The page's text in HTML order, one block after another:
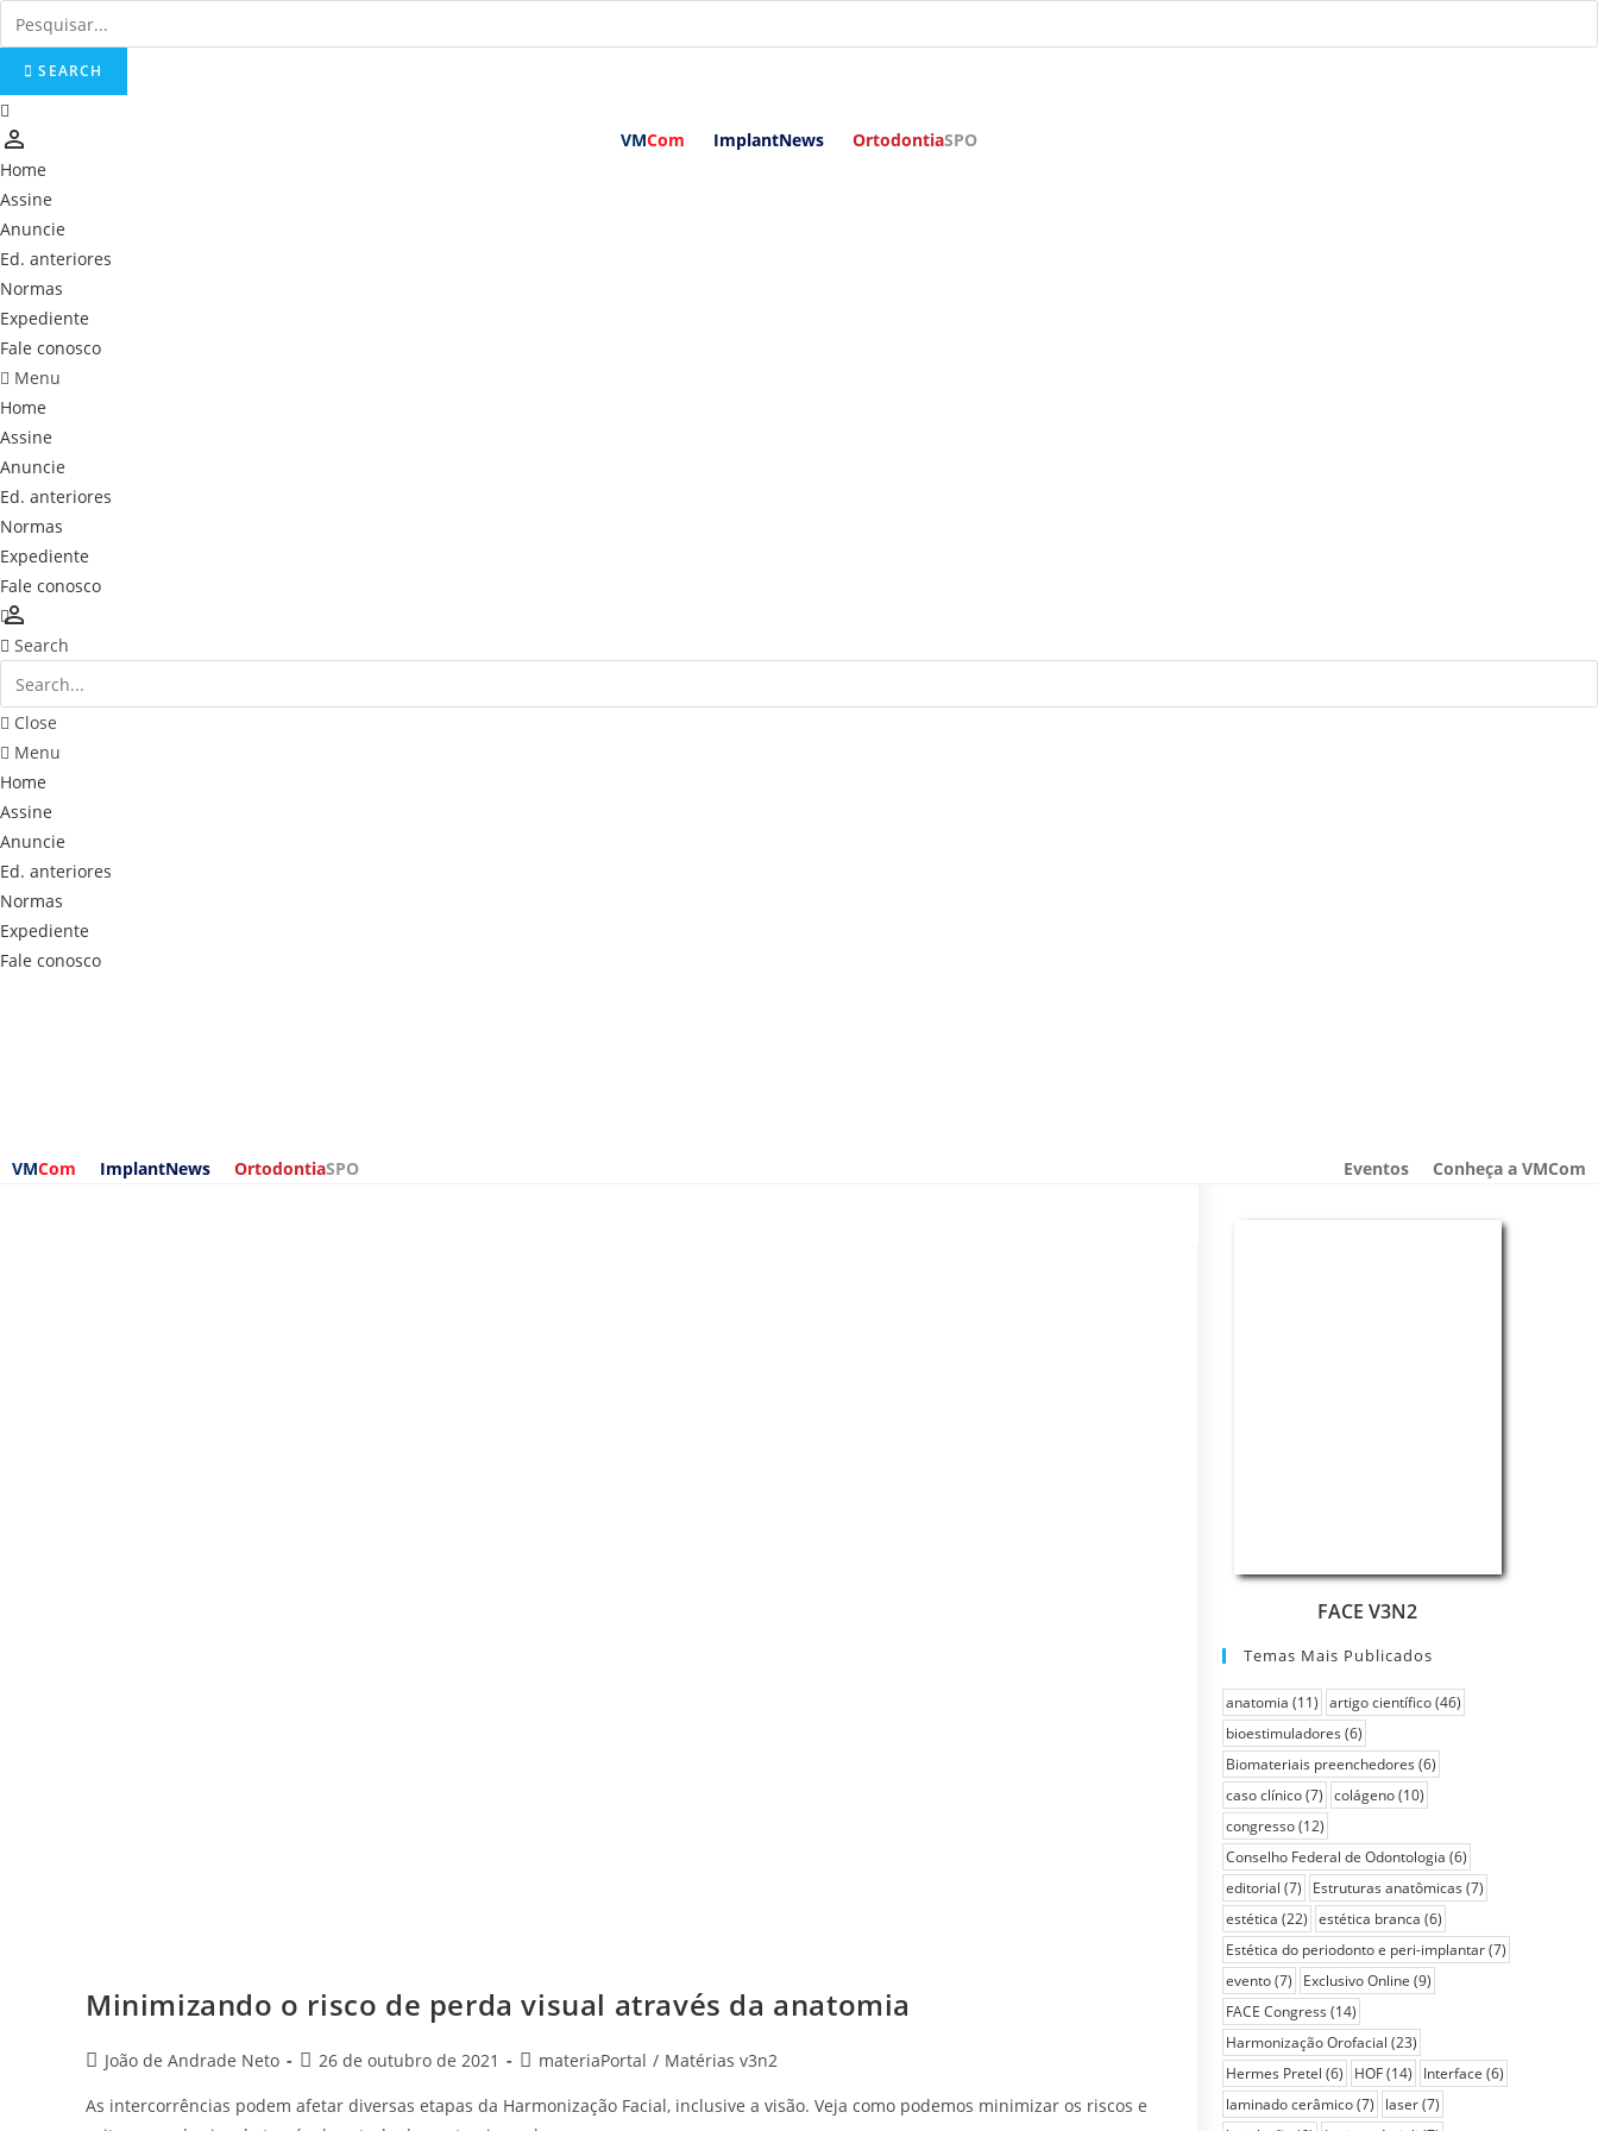
Skip
to
contentSEARCH
person_outline VMCom ImplantNews OrtodontiaSPO
Home
Assine
Anuncie
Ed. anteriores
Normas
Expediente
Fale conosco
Menu
Home
Assine
Anuncie
Ed. anteriores
Normas
Expediente
Fale conosco
person_outline
Search
Close
Menu
Home
Assine
Anuncie
Ed. anteriores
Normas
Expediente
Fale conosco
VMCom ImplantNews OrtodontiaSPO Eventos Conheça a VMCom
Minimizando o risco de perda visual através da anatomia
PostJoão de Andrade Neto
Post26 de outubro de 2021
PostmateriaPortal / Matérias v3n2
As intercorrências podem afetar diversas etapas da Harmonização Facial, inclusive a visão. Veja como podemos minimizar os riscos e
FACE V3N2
Temas Mais Publicados
anatomia (11) artigo científico(46)
bioestimuladores (6)
Biomateriais preenchedores (6)
caso clínico(7) colágeno(10)
congresso(12)
Conselho Federal de Odontologia (6)
editorial (7) Estruturas anatômicas (7)
estética (22) estética branca (6)
Estética do periodonto e peri-implantar(7)
evento(7) Exclusivo Online (9)
FACE Congress (14)
Harmonização Orofacial (23)
Hermes Pretel (6) HOF(14) Interface (6)
laminado cerâmico(7) laser(7)